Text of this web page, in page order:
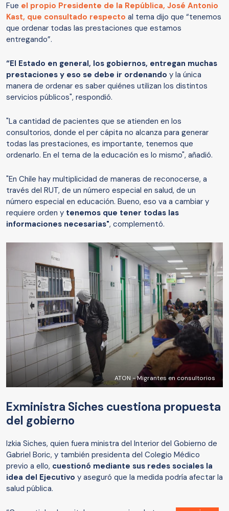
Fue el propio Presidente de la República, José Antonio
Kast, que consultado respecto al tema dijo que “tenemos
que ordenar todas las prestaciones que estamos
entregando”.
“El Estado en general, los gobiernos, entregan muchas
prestaciones y eso se debe ir ordenando y la única
manera de ordenar es saber quiénes utilizan los distintos
servicios públicos", respondió.
"La cantidad de pacientes que se atienden en los
consultorios, donde el per cápita no alcanza para generar
todas las prestaciones, es importante, tenemos que
ordenarlo. En el tema de la educación es lo mismo", añadió.
"En Chile hay multiplicidad de maneras de reconocerse, a
través del RUT, de un número especial en salud, de un
número especial en educación. Bueno, eso va a cambiar y
requiere orden y tenemos que tener todas las
informaciones necesarias", complementó.
ATON - Migrantes en consultorios
Exministra Siches cuestiona propuesta
del gobierno
Izkia Siches, quien fuera ministra del Interior del Gobierno de
Gabriel Boric, y también presidenta del Colegio Médico
previo a ello, cuestionó mediante sus redes sociales la
idea del Ejecutivo y aseguró que la medida podría afectar la
salud pública.